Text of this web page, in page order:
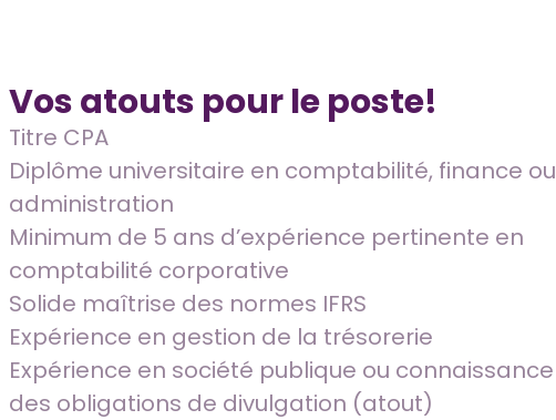
Vos atouts pour le poste!
Titre CPA
Diplôme universitaire en comptabilité, finance ou
administration
Minimum de 5 ans d’expérience pertinente en
comptabilité corporative
Solide maîtrise des normes IFRS
Expérience en gestion de la trésorerie
Expérience en société publique ou connaissance
des obligations de divulgation (atout)